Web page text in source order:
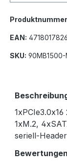
EAN:
SKU: 90MB1500-
1xM.2,
seriell-Header
Bewertungen